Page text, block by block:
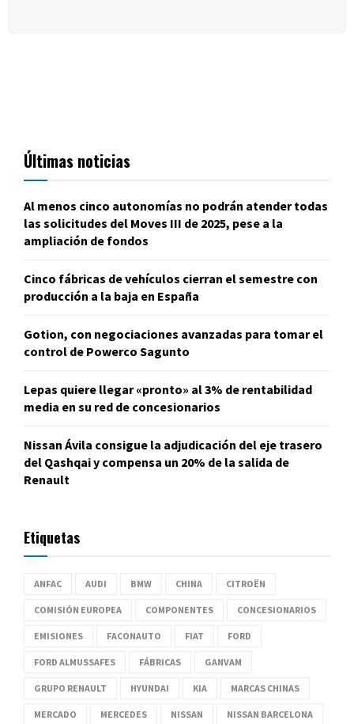
Últimas noticias
Al menos cinco autonomías no podrán atender todas
las solicitudes del Moves III de 2025, pese a la
ampliación de fondos
Cinco fábricas de vehículos cierran el semestre con
producción a la baja en España
Gotion, con negociaciones avanzadas para tomar el
control de Powerco Sagunto
Lepas quiere llegar «pronto» al 3% de rentabilidad
media en su red de concesionarios
Nissan Ávila consigue la adjudicación del eje trasero
del Qashqai y compensa un 20% de la salida de
Renault
Etiquetas
ANFAC AUDI BMW CHINA CITROËN
COMISIÓN EUROPEA COMPONENTES CONCESIONARIOS
EMISIONES FACONAUTO FIAT FORD
FORD ALMUSSAFES FÁBRICAS GANVAM
GRUPO RENAULT HYUNDAI KIA MARCAS CHINAS
MERCADO MERCEDES NISSAN NISSAN BARCELONA